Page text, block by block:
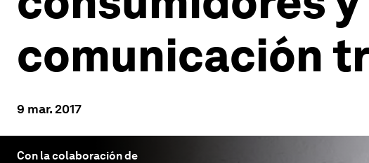
comunicación
9 mar. 2017
Con la colaboración de